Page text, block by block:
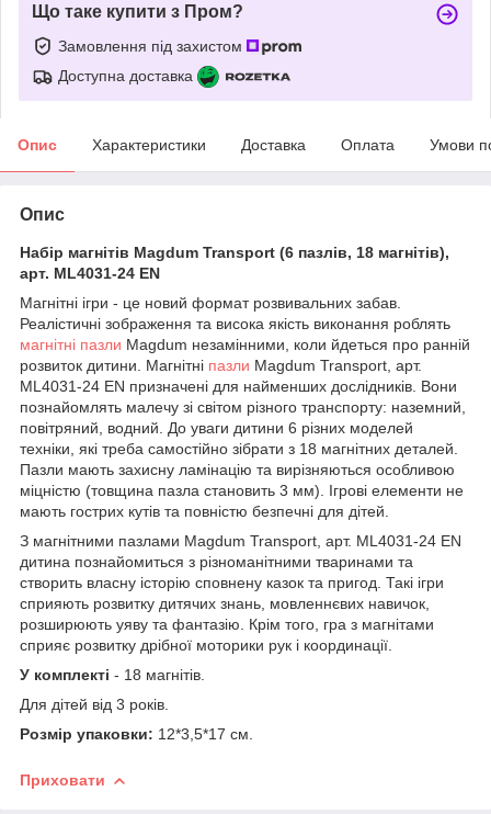
Що таке купити з Пром?
Замовлення під захистом
Доступна доставка
Опис Характеристики Доставка Оплата Умови
Опис
Набір магнітів Magdum Transport (6 пазлів, 18 магнітів),
арт. ML4031-24 EN
Магнітні ігри - це новий формат розвивальних забав.
Реалістичні зображення та висока якість виконання роблять
магнітні пазли Magdum незамінними, коли йдеться про ранній
розвиток дитини. Магнітні пазли Magdum Transport, арт.
ML4031-24 EN призначені для найменших дослідників. Вони
познайомлять малечу зі світом різного транспорту: наземний,
повітряний, водний. До уваги дитини 6 різних моделей
техніки, які треба самостійно зібрати з 18 магнітних деталей.
Пазли мають захисну ламінацію та вирізняються особливою
міцністю (товщина пазла становить 3 мм). Ігрові елементи не
мають гострих кутів та повністю безпечні для дітей.
З магнітними пазлами Magdum Transport, арт. ML4031-24 EN
дитина познайомиться з різноманітними тваринами та
створить власну історію сповнену казок та пригод. Такі ігри
сприяють розвитку дитячих знань, мовленнєвих навичок,
розширюють уяву та фантазію. Крім того, гра з магнітами
сприяє розвитку дрібної моторики рук і координації.
У комплекті - 18 магнітів.
Для дітей від 3 років.
Розмір упаковки: 12*3,5*17 см.
Приховати